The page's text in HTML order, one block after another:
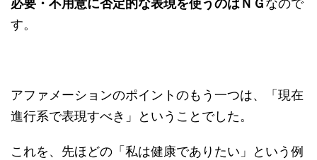
必要・不用意に否定的な表現を使うのはＮＧなので
す。
アファメーションのポイントのもう一つは、「現在
進行系で表現すべき」ということでした。
これを、先ほどの「私は健康でありたい」という例